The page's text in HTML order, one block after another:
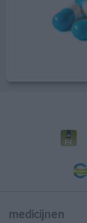
medicijnen